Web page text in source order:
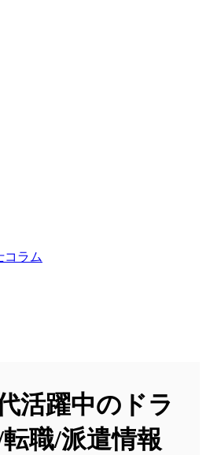
コラム
活躍中のドラ
職/派遣情報